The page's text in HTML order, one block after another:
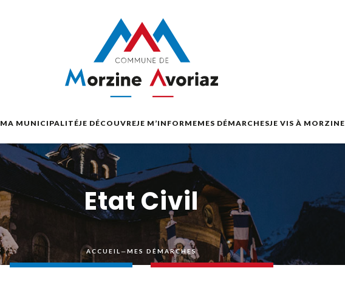
MA MUNICIPALITÉJE DÉCOUVREJE M’INFORMEMES DÉMARCHESJE VIS À MORZINE
Etat Civil
ACCUEIL —MES DÉMARCHES